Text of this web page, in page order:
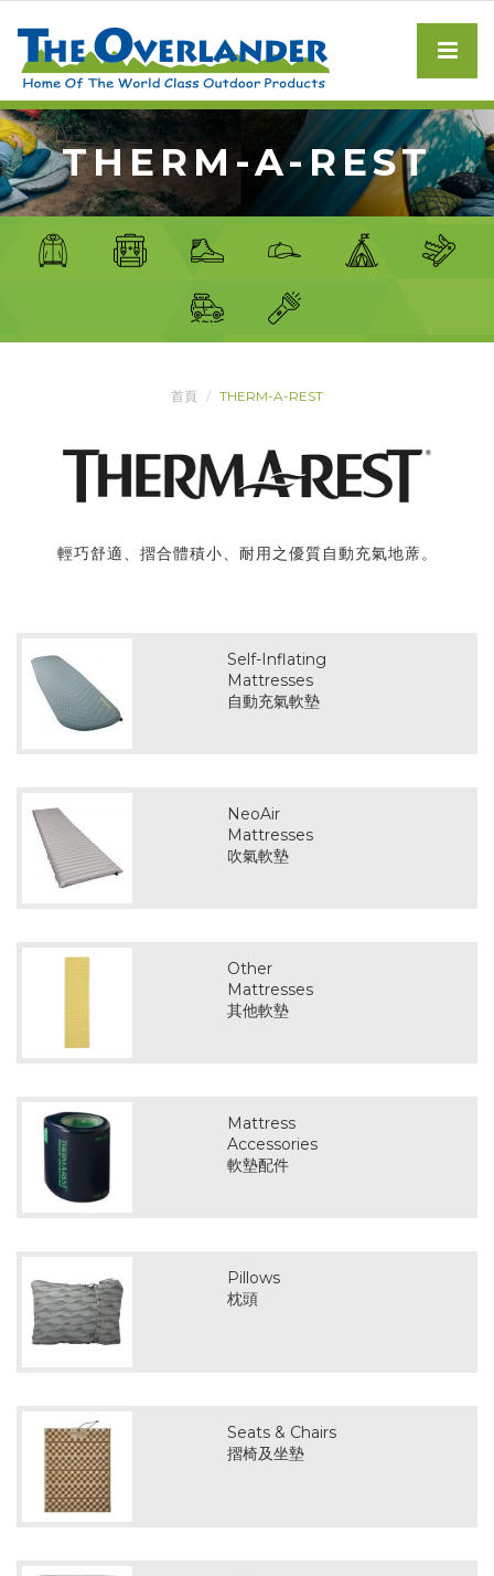
THERM-A-REST
首頁 THERM-A-REST
輕巧舒適、摺合體積小、耐用之優質自動充氣地蓆。
Self-Inflating
Mattresses
自動充氣軟墊
NeoAir
Mattresses
吹氣軟墊
Other
Mattresses
其他軟墊
Mattress
Accessories
軟墊配件
Pillows
枕頭
Seats & Chairs
摺椅及坐墊